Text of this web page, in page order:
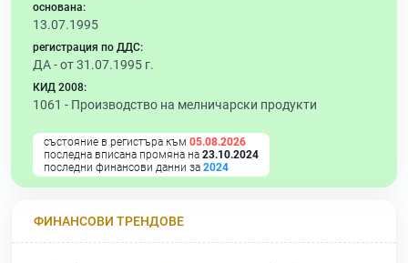
основана:
13.07.1995
регистрация по ДДС:
ДА - от 31.07.1995 г.
КИД 2008:
1061 - Производство на мелничарски продукти
състояние в регистъра към 05.08.2026
последна вписана промяна на 23.10.2024
последни финансови данни за 2024
ФИНАНСОВИ ТРЕНДОВЕ